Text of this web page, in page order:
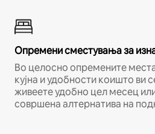
Опремени сместувања за
Во целосно опремените
кујна и удобности коишто ви
живеете удобно цел месец
совршена алтернатива на